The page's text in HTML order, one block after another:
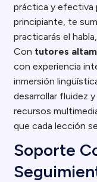
práctica y efectiva
principiante, te
practicarás el
Con tutores
con experiencia
inmersión
desarrollar fluidez
recursos
que cada lección
Soporte